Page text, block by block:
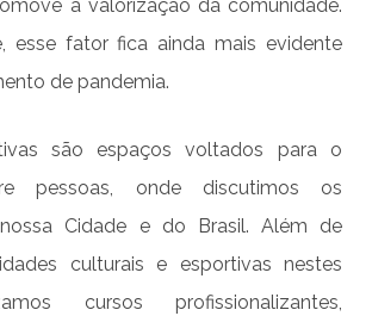
a valorização da comunidade.
esse fator fica ainda mais evidente
de pandemia.
são espaços voltados para o
pessoas, onde discutimos os
Cidade e do Brasil. Além de
culturais e esportivas nestes
cursos profissionalizantes,